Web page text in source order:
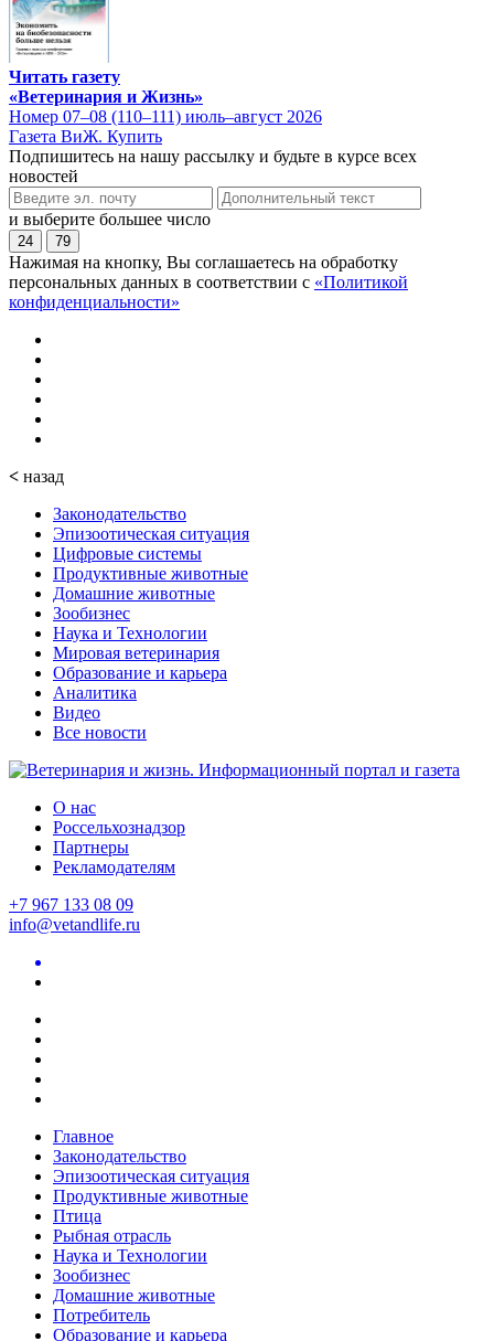
Читать газету
«Ветеринария и Жизнь»
Номер 07–08 (110–111) июль–август 2026
Газета ВиЖ. Купить
Подпишитесь на нашу рассылку и будьте в курсе всех
новостей
и выберите большее число
24 79
Нажимая на кнопку, Вы соглашаетесь на обработку
персональных данных в соответствии с «Политикой
конфиденциальности»
< назад
Законодательство
Эпизоотическая ситуация
Цифровые системы
Продуктивные животные
Домашние животные
Зообизнес
Наука и Технологии
Мировая ветеринария
Образование и карьера
Аналитика
Видео
Все новости
О нас
Россельхознадзор
Партнеры
Рекламодателям
+7 967 133 08 09
info@vetandlife.ru
Главное
Законодательство
Эпизоотическая ситуация
Продуктивные животные
Птица
Рыбная отрасль
Наука и Технологии
Зообизнес
Домашние животные
Потребитель
Образование и карьера